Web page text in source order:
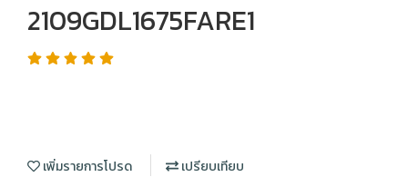
2109GDL1675FARE1
เพิ่มรายการโปรด เปรียบเทียบ